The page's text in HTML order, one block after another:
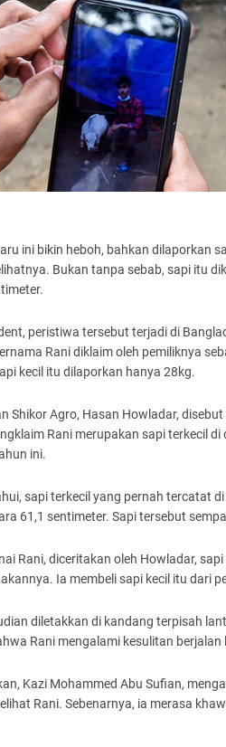
ini bikin heboh, bahkan dilaporkan
Bukan tanpa sebab, sapi itu
peristiwa tersebut terjadi di
Rani diklaim oleh pemiliknya
kecil itu dilaporkan hanya 28kg.
Shikor Agro, Hasan Howladar,
Rani merupakan sapi terkecil
ini.
sapi terkecil yang pernah tercatat
61,1 sentimeter. Sapi tersebut
Rani, diceritakan oleh Howladar,
Ia membeli sapi kecil itu dari
diletakkan di kandang terpisah
Rani mengalami kesulitan
Kazi Mohammed Abu Sufian,
Rani. Sebenarnya, ia merasa